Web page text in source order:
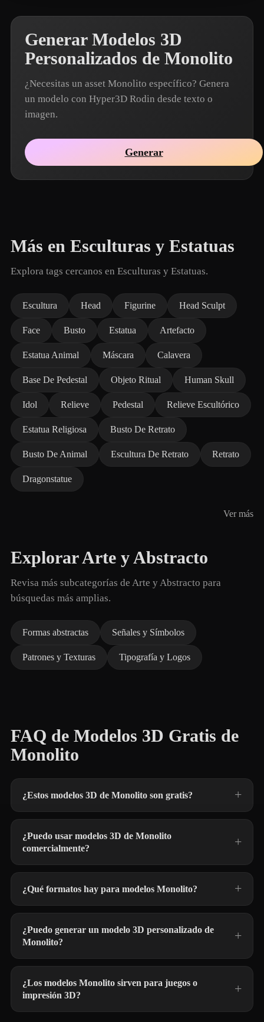
Generar Modelos 3D
Personalizados de Monolito
¿Necesitas un asset Monolito específico? Genera
un modelo con Hyper3D Rodin desde texto o
imagen.
Generar
Más en Esculturas y Estatuas
Explora tags cercanos en Esculturas y Estatuas.
Escultura Head Figurine Head Sculpt
Face Busto Estatua Artefacto
Estatua Animal Máscara Calavera
Base De Pedestal Objeto Ritual Human Skull
Idol Relieve Pedestal Relieve Escultórico
Estatua Religiosa Busto De Retrato
Busto De Animal Escultura De Retrato Retrato
Dragonstatue
Ver más
Explorar Arte y Abstracto
Revisa más subcategorías de Arte y Abstracto para
búsquedas más amplias.
Formas abstractas Señales y Símbolos
Patrones y Texturas Tipografía y Logos
FAQ de Modelos 3D Gratis de
Monolito
¿Estos modelos 3D de Monolito son gratis?
¿Puedo usar modelos 3D de Monolito
comercialmente?
¿Qué formatos hay para modelos Monolito?
¿Puedo generar un modelo 3D personalizado de
Monolito?
¿Los modelos Monolito sirven para juegos o
impresión 3D?